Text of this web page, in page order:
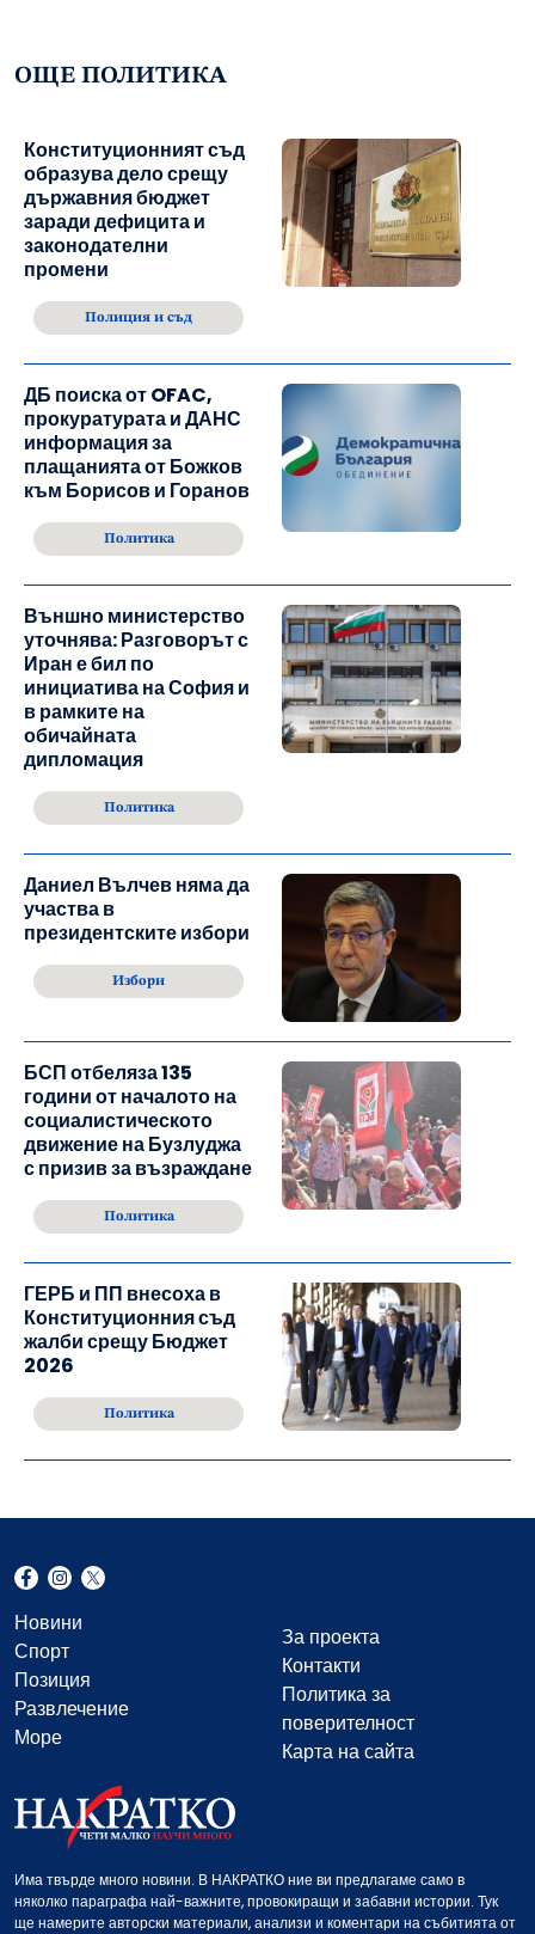
ОЩЕ ПОЛИТИКА
Конституционният съд
образува дело срещу
държавния бюджет
заради дефицита и
законодателни
промени
Полиция и съд
ДБ поиска от OFAC,
прокуратурата и ДАНС
информация за
плащанията от Божков
към Борисов и Горанов
Политика
Външно министерство
уточнява: Разговорът с
Иран е бил по
инициатива на София и
в рамките на
обичайната
дипломация
Политика
Даниел Вълчев няма да
участва в
президентските избори
Избори
БСП отбеляза 135
години от началото на
социалистическото
движение на Бузлуджа
с призив за възраждане
Политика
ГЕРБ и ПП внесоха в
Конституционния съд
жалби срещу Бюджет
2026
Политика
Новини
Спорт
Позиция
Развлечение
Море
За проекта
Контакти
Политика за
поверителност
Карта на сайта
Има твърде много новини. В НАКРАТКО ние ви предлагаме само в
няколко параграфа най-важните, провокиращи и забавни истории. Тук
ще намерите авторски материали, анализи и коментари на събитията от